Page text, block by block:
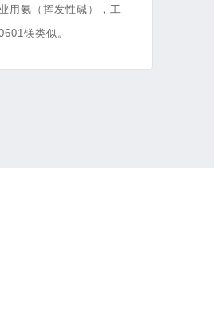
用氨（挥发性碱），工
镁类似。